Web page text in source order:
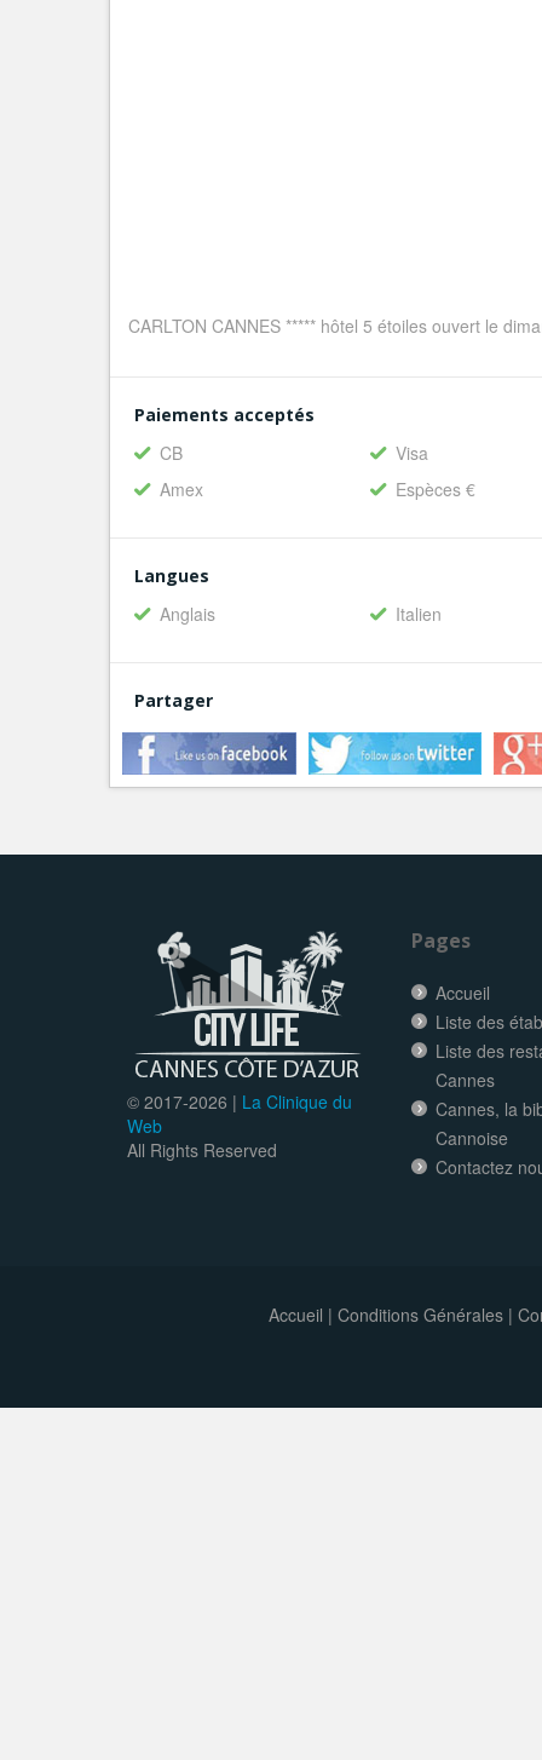
CARLTON CANNES ***** hôtel 5 étoiles ouvert le
Paiements acceptés
CB
Visa
Amex
Espèces €
Langues
Anglais Italien
Partager
© 2017-2026 | La Clinique du
Web
All Rights Reserved
Pages
Accueil
Liste des
Liste des
Cannes
Cannes, la
Cannoise
Contactez
Accueil | Conditions Générales|